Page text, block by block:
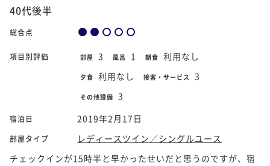
40代後半
総合点
項目別評価 部屋 3 風呂 1 朝食 利用なし
夕食 利用なし 接客・サービス 3
その他設備 3
宿泊日 2019年2月17日
部屋タイプ
レディースツイン／シングルユース
チェックインが15時半と早かったせいだと思うのですが、宿